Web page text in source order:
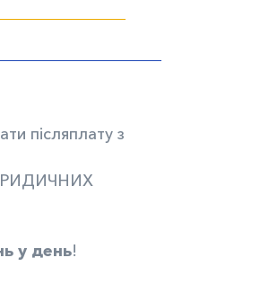
післяплату з
ЮРИДИЧНИХ
у день!